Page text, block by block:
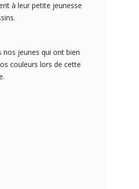
à leur petite jeunesse
nos jeunes qui ont bien
couleurs lors de cette